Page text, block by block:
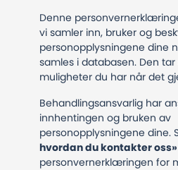
Denne
vi samler inn, bruker og
personopplysningene dine
samles i databasen. Den
muligheter du har når det
Behandlingsansvarlig har
innhentingen og bruken av
personopplysningene dine.
hvordan du kontakter oss»
personvernerklæringen for